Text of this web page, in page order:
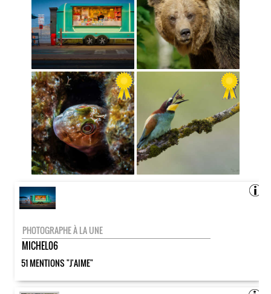
PHOTOGRAPHE À LA UNE
MICHEL06
51 MENTIONS "J'AIME"